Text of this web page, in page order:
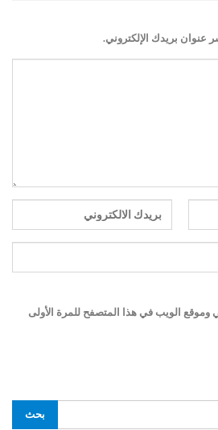
عنوان بريدك الإلكتروني.
وموقع الويب في هذا المتصفح للمرة الأولى